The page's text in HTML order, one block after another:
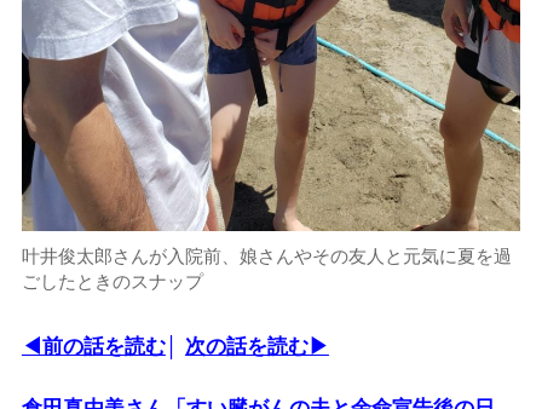
叶井俊太郎さんが入院前、娘さんやその友人と元気に夏を過
ごしたときのスナップ
◀前の話を読む│ 次の話を読む▶